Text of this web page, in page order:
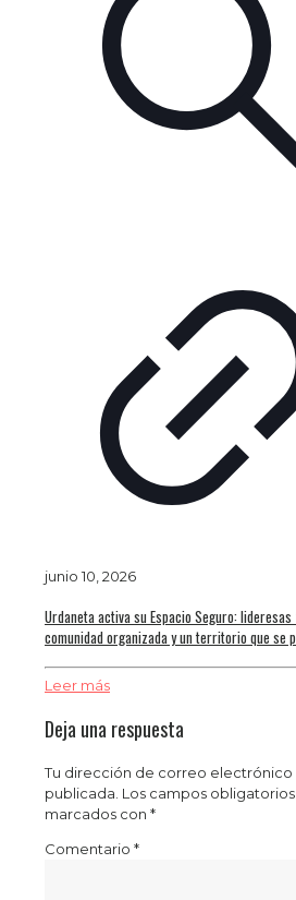
junio 10, 2026
Urdaneta activa su Espacio Seguro: lideresas
comunidad organizada y un territorio que se
Leer más
Deja una respuesta
Tu dirección de correo electrónico
publicada. Los campos
marcados con *
Comentario *